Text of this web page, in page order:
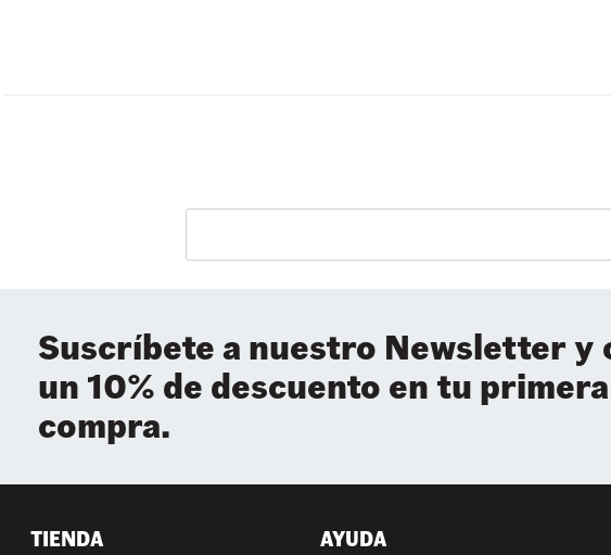
Suscríbete a nuestro Newsletter y
un 10% de descuento en tu primera
compra.
TIENDA AYUDA